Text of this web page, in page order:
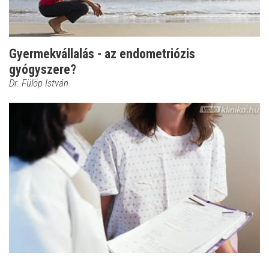
Gyermekvállalás - az endometriózis
gyógyszere?
Dr. Fülöp István